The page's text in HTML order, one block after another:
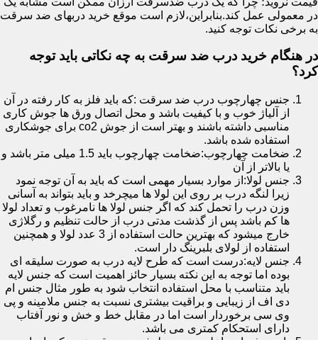
در معمولی عمل کند.بنابراین،لازم است موقع خرید دربهای ضد سرقت
به برخی نکات توجه کنید.
در هنگام خرید درب ضد سرقت به چه نکاتی باید توجه
کرد؟
جنس چهارچوب درب ضد سرقت :که باید فلز به کار رفته در آن
از آلیاژ خوب و با کیفیت باشد و محل اتصال ورق ها جوش کاری
مناسبی داشته باشند و بهتر است از جوش co2 برای جوشکاری
استفاده شده باشد.
ضخامت چهارچوب:ضخامت چهارچوب باید 1.5 میلی متر باشد و
یا بالاتر از آن
جنس لولا:از موارد بسیار مهمی است که باید به آن توجه نمود
زیرا لنگه درب بر روی این لولا ها میچرخد و باید بتواند به آسانی
وزن درب را تحمل کند که اگر جنس لولا ها نامرغوب و تعداد لولا
ها کم باشد پس از گذشت مدتی درب از حالت تنظیم و رگلاژی
خارج میشود که بهترین حالت استفاده از 3 عدد لولا و همچنین
استفاده از لولای بلبرینگ دار است.
جنس لایه:درست است که طرح لایه درب به صورت سلیقه ای
بوده اما توجه به این نکته بسیار حائز اهمیت است که جنس لایه
باید متناسب با محل استفاده انتخاب شود به طور مثال جنس ام
دی اف از زیبایی و براقیت بیشتری نسبت به جنس ملامینه و پی
وی سی برخوردار است اما در مقابل خط و خش و نور آفتاب
دارای استحکام کمتری می باشد.